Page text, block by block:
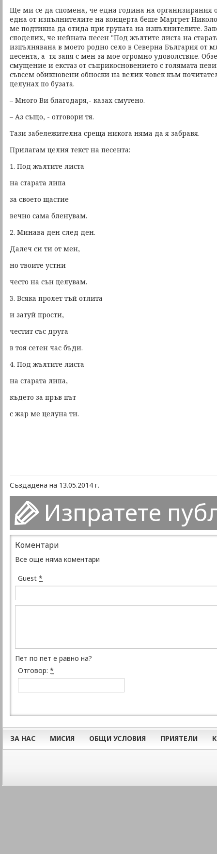
Ще ми се да спомена, че една година на организирания
една от изпълнителите на концерта беше Маргрет
ме подтикна да отида при групата на изпълнителите.
споделих, че нейната песен "Под жълтите листа на
изпълнявана в моето родно село в Северна България от
песента, а тя запя с мен за мое огромно удоволствие.
смущение и екстаз от съприкосновението с голямата
съвсем обикновени обноски на велик човек към
целунах по бузата.
– Много Ви благодаря,- казах смутено.
– Аз също, - отговори тя.
Тази забележителна среща никога няма да я забравя.
Прилагам целия текст на песента:
1. Под жълтите листа
на старата липа
за своето щастие
вечно сама бленувам.
2. Минава ден след ден.
Далеч си ти от мен,
но твоите устни
често на сън целувам.
3. Всяка пролет тъй отлита
и затуй прости,
честит със друга
в тоя сетен час бъди.
4. Под жълтите листа
на старата липа,
където за пръв път
с жар ме целуна ти.
Създадена на 13.05.2014 г.
Изпратете
Коментари
Все още няма коментари
Guest *
Пет по пет е равно на?
Отговор: *
ЗА НАС МИСИЯ ОБЩИ УСЛОВИЯ ПРИЯТЕЛИ